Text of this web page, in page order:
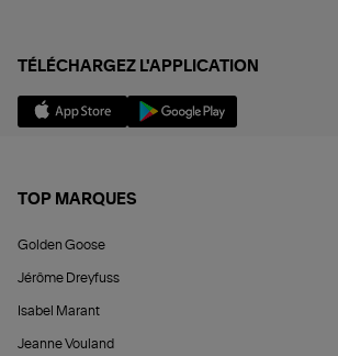
TÉLÉCHARGEZ L'APPLICATION
TOP MARQUES
Golden Goose
Jérôme Dreyfuss
Isabel Marant
Jeanne Vouland